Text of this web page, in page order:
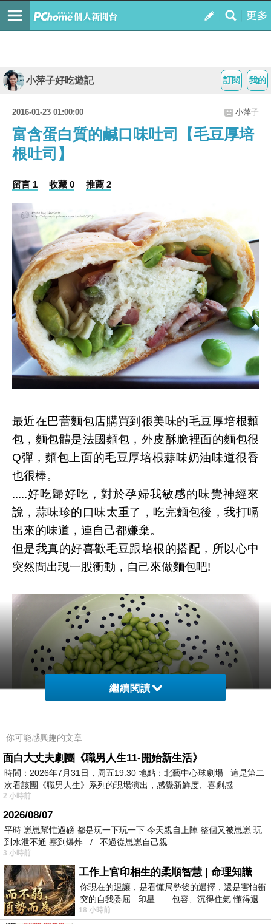
我的
訂閱
小萍子好吃遊記
2016-01-23 01:00:00 小萍子
富含蛋白質的鹹口味吐司【毛豆厚培
根吐司】
留言 1 收藏 0 推薦 2
最近在巴蕾麵包店購買到很美味的毛豆厚培根麵
包，麵包體是法國麵包，外皮酥脆裡面的麵包很
Q彈，麵包上面的毛豆厚培根蒜味奶油味道很香
也很棒。
.....好吃歸好吃，對於孕婦我敏感的味覺神經來
說，蒜味珍的口味太重了，吃完麵包後，我打嗝
出來的味道，連自己都嫌棄。
但是我真的好喜歡毛豆跟培根的搭配，所以心中
突然間出現一股衝動，自己來做麵包吧!
到市場熟識的菜攤購買了當日現剝的毛豆仁，翠
綠色的色澤相當美麗!
毛豆其實是新鮮連莢的黃豆，豐富的纖維質和蛋白質，是
日本人非常提倡的健康食品。毛豆 中所含的卵磷脂是大腦不
可或缺的營養素，並且所含的不飽和脂肪酸含人
繼續閱讀
你可能感興趣的文章
面白大丈夫劇團《職男人生11-開始新生活》
時間：2026年7月31日，周五19:30 地點：北藝中心球劇場 這是第二
次看該團《職男人生》系列的現場演出，感覺新鮮度、喜劇感
2 小時前
2026/08/07
平時 崽崽幫忙過磅 都是玩一下玩一下 今天親自上陣 整個又被崽崽 玩
到水泄不通 塞到爆炸 / 不過從崽崽自己親
3 小時前
工作上官印相生的柔順智慧 | 命理知識
你現在的退讓，是看懂局勢後的選擇，還是害怕衝
突的自我委屈 印星——包容、沉得住氣 懂得退
一步觀察，不會
18 小時前